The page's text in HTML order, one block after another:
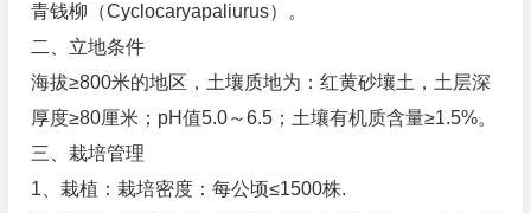
青钱柳（Cyclocaryapaliurus）。
二、立地条件
海拔≥800米的地区，土壤质地为：红黄砂壤土，土层深
厚度≥80厘米；pH值5.0～6.5；土壤有机质含量≥1.5%。
三、栽培管理
1、栽植：栽培密度：每公顷≤1500株.